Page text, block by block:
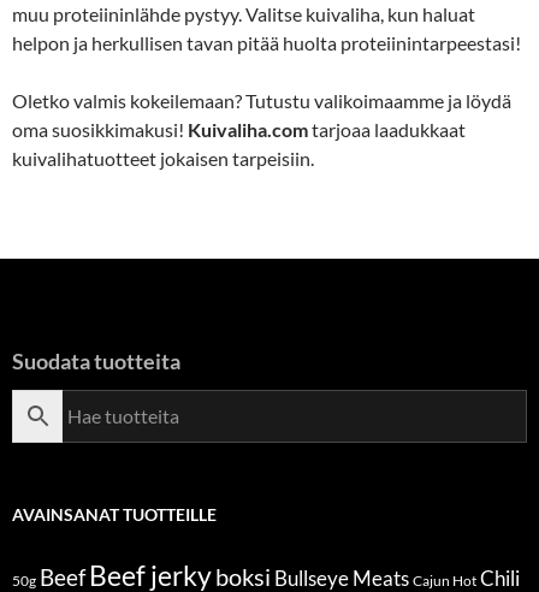
muu proteiininlähde pystyy. Valitse kuivaliha, kun haluat
helpon ja herkullisen tavan pitää huolta proteiinintarpeestasi!
Oletko valmis kokeilemaan? Tutustu valikoimaamme ja löydä
oma suosikkimakusi! Kuivaliha.comtarjoaa laadukkaat
kuivalihatuotteet jokaisen tarpeisiin.
Suodata tuotteita
AVAINSANAT TUOTTEILLE
50g Beef Beef jerkyboksi Bullseye Meats Cajun Hot Chili